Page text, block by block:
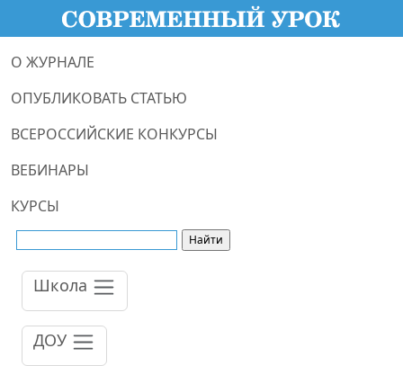
О ЖУРНАЛЕ
ОПУБЛИКОВАТЬ СТАТЬЮ
ВСЕРОССИЙСКИЕ КОНКУРСЫ
ВЕБИНАРЫ
КУРСЫ
Школа
ДОУ